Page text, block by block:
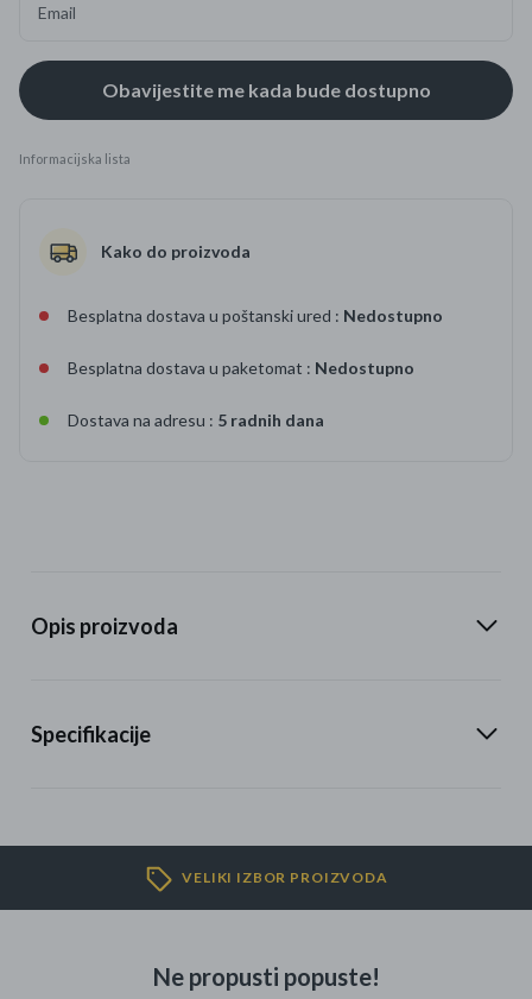
Email
Informacijska lista
Kako do proizvoda
Besplatna dostava u poštanski ured : Nedostupno
Besplatna dostava u paketomat : Nedostupno
Dostava na adresu : 5 radnih dana
Opis proizvoda
Specifikacije
VELIKI IZBOR PROIZVODA
Ne propusti popuste!